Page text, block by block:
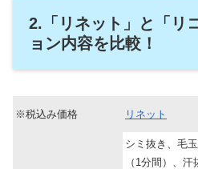
2.「リネット」と「リ
ョン内容を比較！
※税込み価格 リネット
シミ抜き、毛
（1分間）、汗